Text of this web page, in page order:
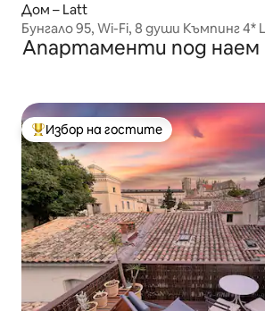
Дом – Latt
Бунгало 95, Wi-Fi, 8 души Къмпинг 4*
Апартаменти под наем
Най-популярен избор на гостите
Избор на гостите